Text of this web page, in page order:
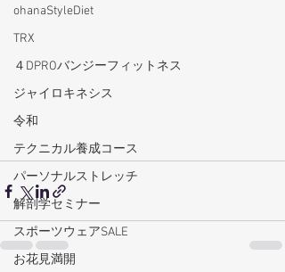
ohanaStyleDiet
TRX
４DPROバンジーフィットネス
ジャイロキネシス
令和
テクニカル養成コース
パーソナルストレッチ
解剖学セミナー
スポーツウェアSALE
お花見満開